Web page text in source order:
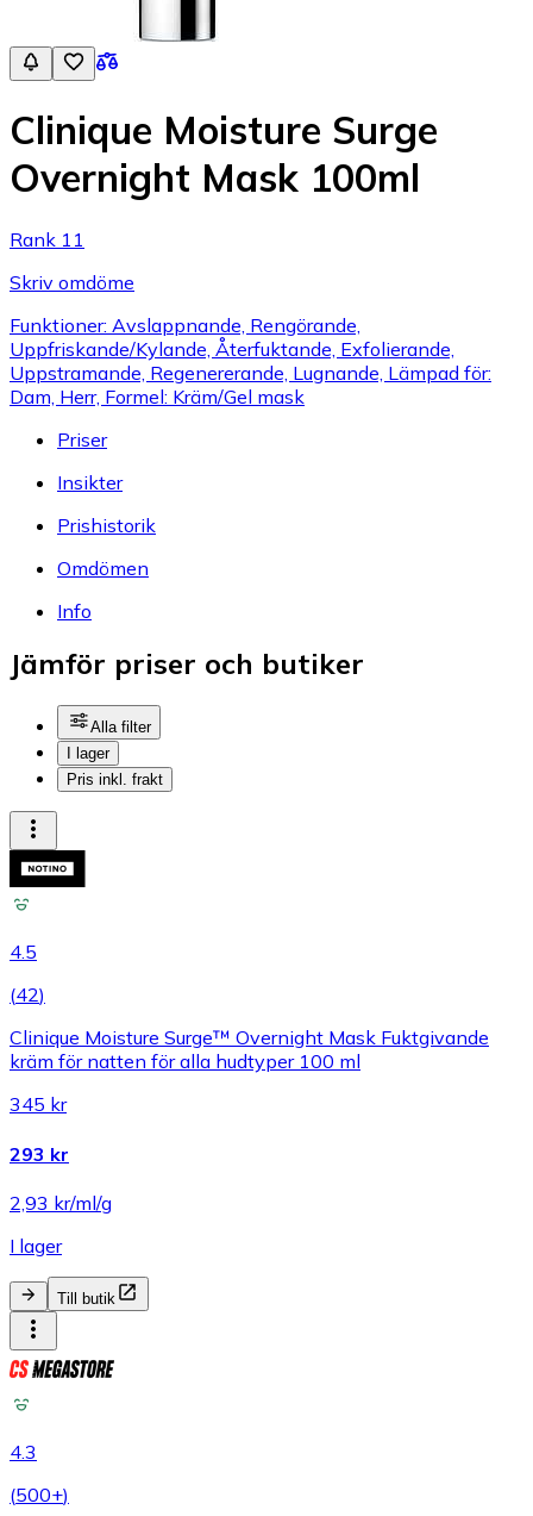
Clinique Moisture Surge
Overnight Mask 100ml
Rank 11
Skriv omdöme
Funktioner: Avslappnande, Rengörande,
Uppfriskande/Kylande, Återfuktande, Exfolierande,
Uppstramande, Regenererande, Lugnande, Lämpad för:
Dam, Herr, Formel: Kräm/Gel mask
Priser
Insikter
Prishistorik
Omdömen
Info
Jämför priser och butiker
Alla filter
I lager
Pris inkl. frakt
4.5
(42)
Clinique Moisture Surge™ Overnight Mask Fuktgivande
kräm för natten för alla hudtyper 100 ml
345 kr
293 kr
2,93 kr/ml/g
I lager
Till butik
4.3
(500+)